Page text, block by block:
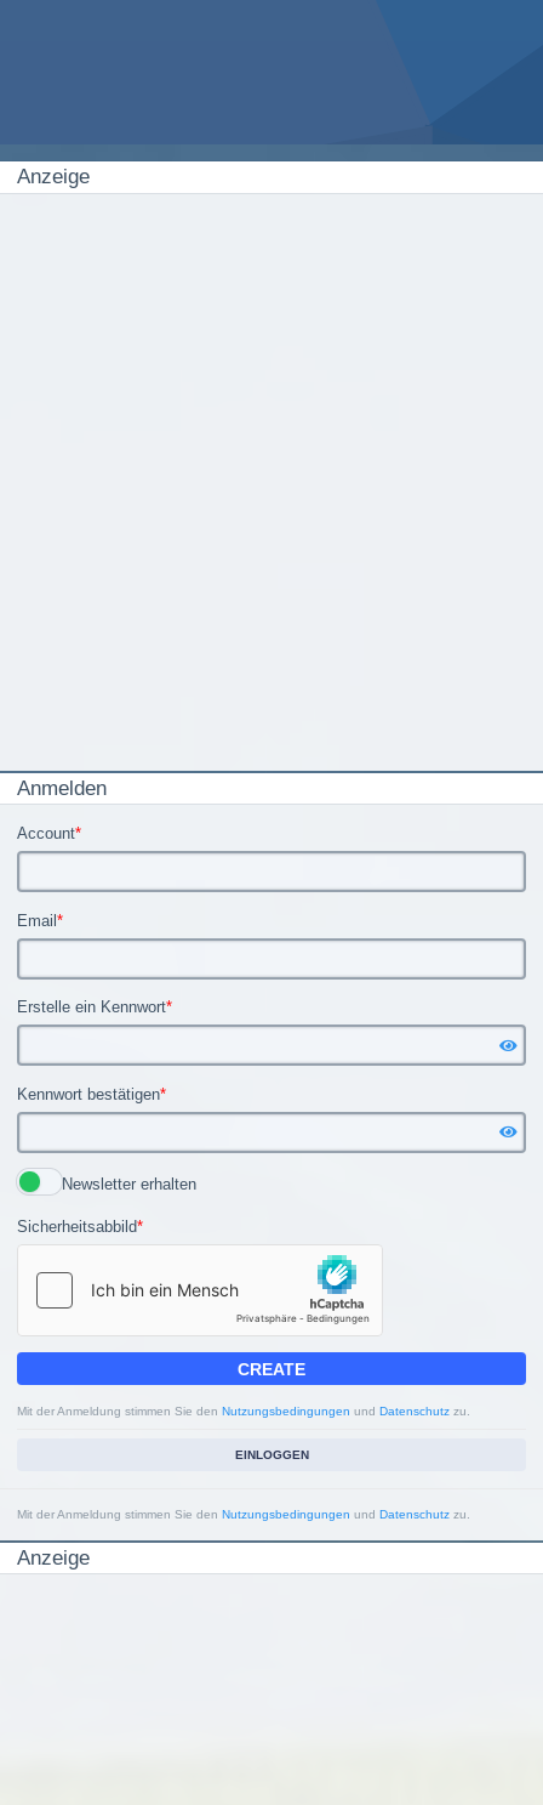
Anzeige
Anmelden
Account*
Email*
Erstelle ein Kennwort*
Kennwort bestätigen*
Newsletter erhalten
Sicherheitsabbild*
CREATE
Mit der Anmeldung stimmen Sie den Nutzungsbedingungen und Datenschutzzu.
EINLOGGEN
Mit der Anmeldung stimmen Sie den Nutzungsbedingungen und Datenschutzzu.
Anzeige